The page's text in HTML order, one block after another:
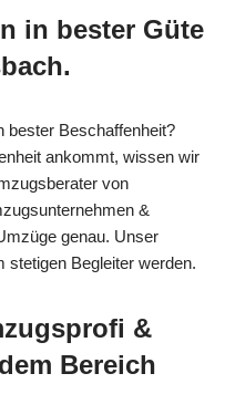
in bester Güte
bester Beschaffenheit?
ankommt, wissen wir
von
&
genau. Unser
stetigen Begleiter werden.
&
Bereich